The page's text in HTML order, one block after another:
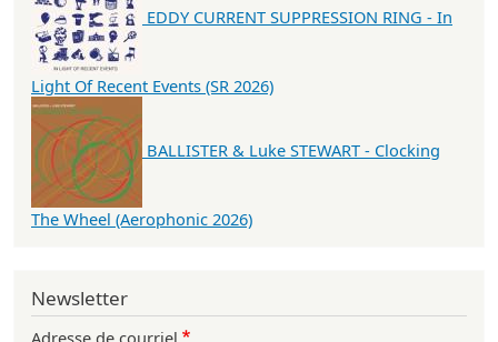
EDDY CURRENT SUPPRESSION RING - In
Light Of Recent Events (SR 2026)
BALLISTER & Luke STEWART - Clocking
The Wheel (Aerophonic 2026)
Newsletter
Adresse de courriel